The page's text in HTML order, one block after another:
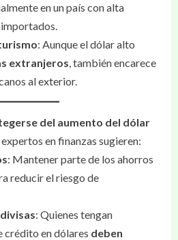
en un país con alta
: Aunque el dólar alto
extranjeros, también encarece
al exterior.
del aumento del dólar
en finanzas sugieren:
: Mantener parte de los ahorros
reducir el riesgo de
: Quienes tengan
crédito en dólares deben